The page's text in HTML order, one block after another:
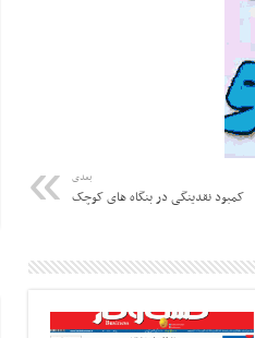
بعدی
کمبود نقدینگی در بنگاه های کوچک